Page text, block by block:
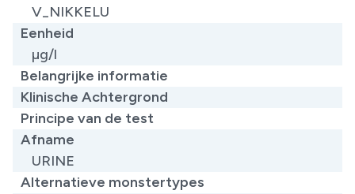
V_NIKKELU
Eenheid
µg/l
Belangrijke informatie
Klinische Achtergrond
Principe van de test
Afname
URINE
Alternatieve monstertypes